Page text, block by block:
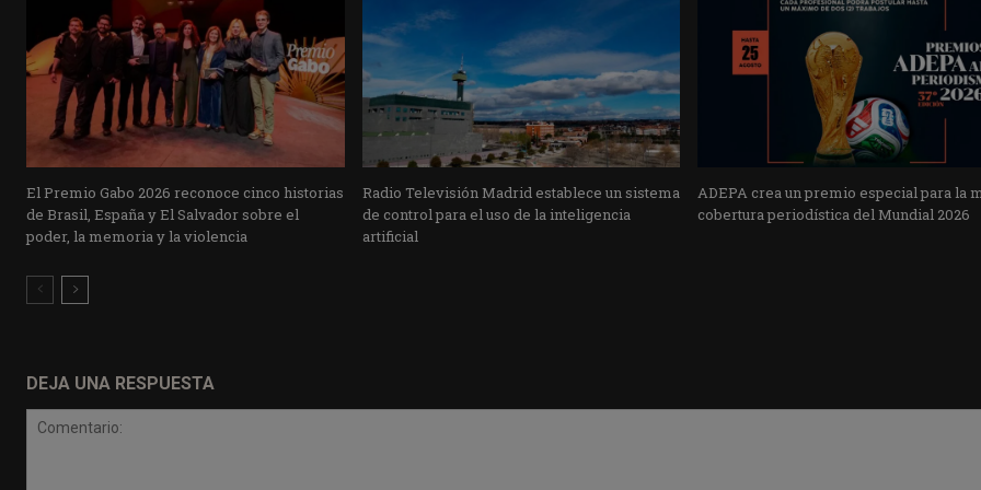
El Premio Gabo 2026 reconoce cinco historias
de Brasil, España y El Salvador sobre el
poder, la memoria y la violencia
Radio Televisión Madrid establece un sistema
de control para el uso de la inteligencia
artificial
ADEPA crea un premio especial para la
cobertura periodística del Mundial 2026
DEJA UNA RESPUESTA